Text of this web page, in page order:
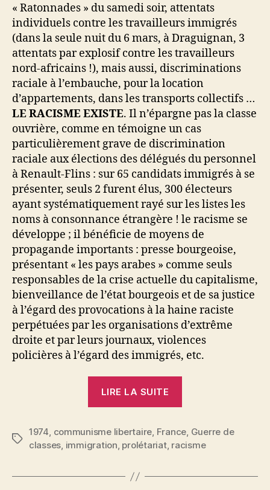
« Ratonnades » du samedi soir, attentats
individuels contre les travailleurs immigrés
(dans la seule nuit du 6 mars, à Draguignan, 3
attentats par explosif contre les travailleurs
nord-africains !), mais aussi, discriminations
raciale à l’embauche, pour la location
d’appartements, dans les transports collectifs …
LE RACISME EXISTE. Il n’épargne pas la classe
ouvrière, comme en témoigne un cas
particulièrement grave de discrimination
raciale aux élections des délégués du personnel
à Renault-Flins : sur 65 candidats immigrés à se
présenter, seuls 2 furent élus, 300 électeurs
ayant systématiquement rayé sur les listes les
noms à consonnance étrangère ! le racisme se
développe ; il bénéficie de moyens de
propagande importants : presse bourgeoise,
présentant « les pays arabes » comme seuls
responsables de la crise actuelle du capitalisme,
bienveillance de l’état bourgeois et de sa justice
à l’égard des provocations à la haine raciste
perpétuées par les organisations d’extrême
droite et par leurs journaux, violences
policières à l’égard des immigrés, etc.
LIRE LA SUITE
auto-
organisation
Étiquettes
1974, communisme libertaire, France, Guerre de
classes, immigration, prolétariat, racisme